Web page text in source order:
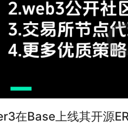
在Base上线其开源